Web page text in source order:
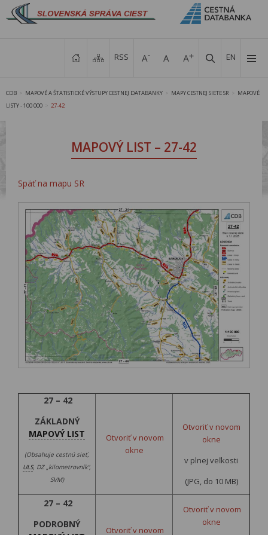
EN
RSS
CDB MAPOVÉ A ŠTATISTICKÉ VÝSTUPY CESTNEJ DATABANKY MAPY CESTNEJ SIETE SR
MAPOVÉ
LISTY - 100 000
27-42
MAPOVÝ LIST – 27-42
Späť na mapu SR
27 – 42
ZÁKLADNÝ
MAPOVÝ LIST
(Obsahuje cestnú sieť,
ULS, DZ „kilometrovník“,
SVM)
Otvoriť v novom
okne
Otvoriť v novom
okne
v plnej veľkosti
(JPG, do 10 MB)
27 – 42
PODROBNÝ
Otvoriť v novom
Otvoriť v novom
okne